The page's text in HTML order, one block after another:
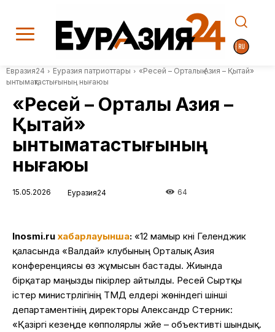
Евразия24 Еуразия патриоттары
«Ресей – Орталық Азия – Қытай»
ынтымақтастығының нығаюы
«Ресей – Орталық Азия –
Қытай»
ынтымақтастығының
нығаюы
15.05.2026 Еуразия24 64
Inosmi.ru хабарлауынша: «12 мамыр күні Геленджик
қаласында «Валдай» клубының Орталық Азия
конференциясы өз жұмысын бастады. Жиында
бірқатар маңызды пікірлер айтылды. Ресей Сыртқы
істер министрлігінің ТМД елдері жөніндегі үшінші
департаментінің директоры Александр Стерник:
«Қазіргі кезеңде көпполярлы жүйе – объективті шындық.